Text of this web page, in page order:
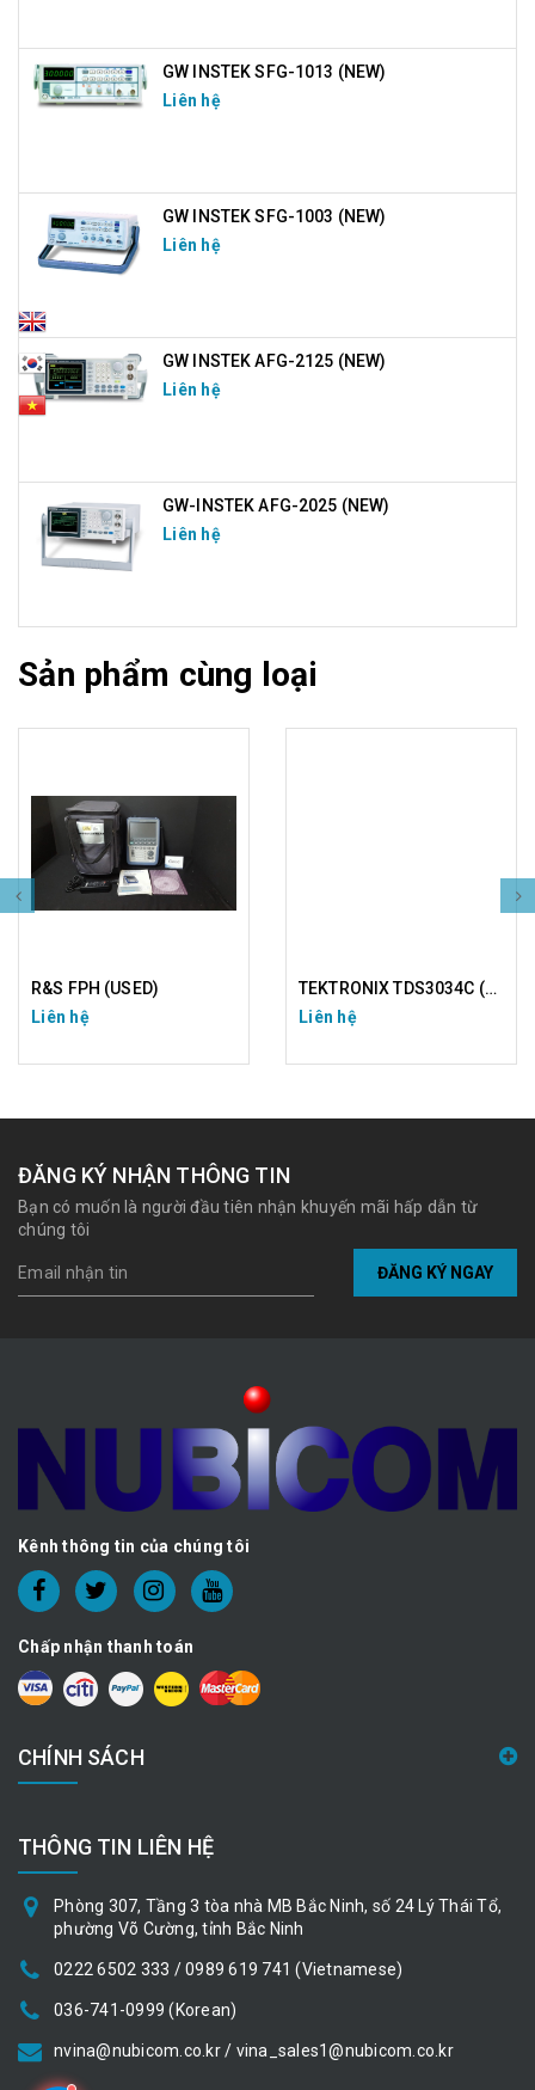
GW INSTEK SFG-1013 (NEW)
Liên hệ
GW INSTEK SFG-1003 (NEW)
Liên hệ
GW INSTEK AFG-2125 (NEW)
Liên hệ
GW-INSTEK AFG-2025 (NEW)
Liên hệ
Sản phẩm cùng loại
R&S FPH (USED)
Liên hệ
TEKTRONIX TDS3034C (USED)
Liên hệ
ĐĂNG KÝ NHẬN THÔNG TIN
Bạn có muốn là người đầu tiên nhận khuyến mãi hấp dẫn từ
chúng tôi
ĐĂNG KÝ NGAY
Kênh thông tin của chúng tôi
Chấp nhận thanh toán
CHÍNH SÁCH
THÔNG TIN LIÊN HỆ
Phòng 307, Tầng 3 tòa nhà MB Bắc Ninh, số 24 Lý Thái Tổ,
phường Võ Cường, tỉnh Bắc Ninh
0222 6502 333 / 0989 619 741 (Vietnamese)
036-741-0999 (Korean)
nvina@nubicom.co.kr / vina_sales1@nubicom.co.kr